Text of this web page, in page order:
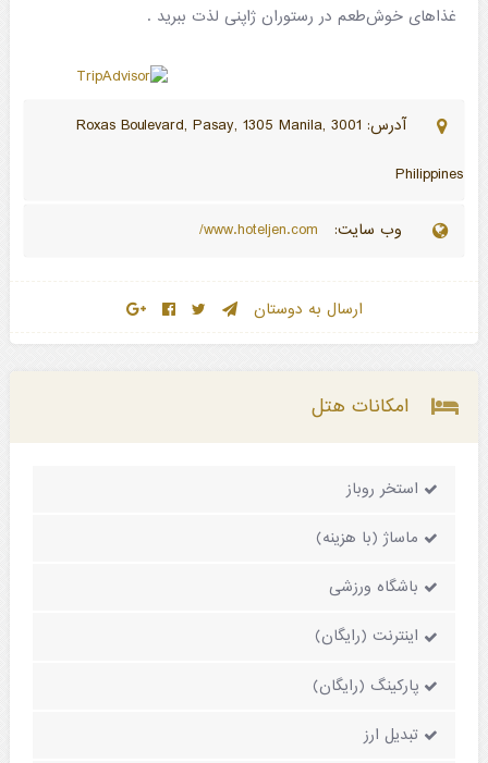
غذاهای خوش‌طعم در رستوران ژاپنی لذت ببرید .
آدرس: 3001 Roxas Boulevard, Pasay, 1305 Manila,
Philippines
وب سایت:
ارسال به دوستان
امکانات هتل
استخر روباز
ماساژ (با هزینه)
باشگاه ورزشی
اینترنت (رایگان)
پارکینگ (رایگان)
تبدیل ارز